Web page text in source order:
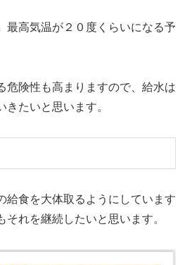
最高気温が２０度くらいになる予
危険性も高まりますので、給水は
たいと思います。
給食を大体取るようにしています
それを継続したいと思います。